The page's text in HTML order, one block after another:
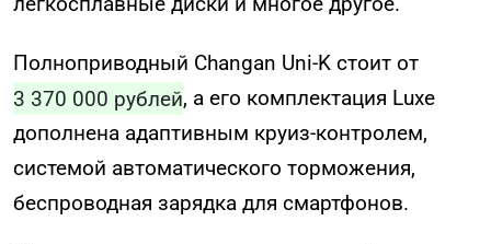
Полноприводный Changan Uni-K стоит от
3 370 000 рублей, а его комплектация Luxe
дополнена адаптивным круиз-контролем,
системой автоматического торможения,
беспроводная зарядка для смартфонов.